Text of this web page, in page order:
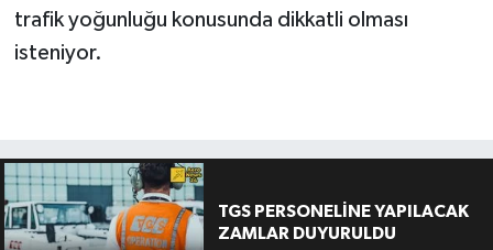
trafik yoğunluğu konusunda dikkatli olması
isteniyor.
TGS PERSONELİNE YAPILACAK
ZAMLAR DUYURULDU